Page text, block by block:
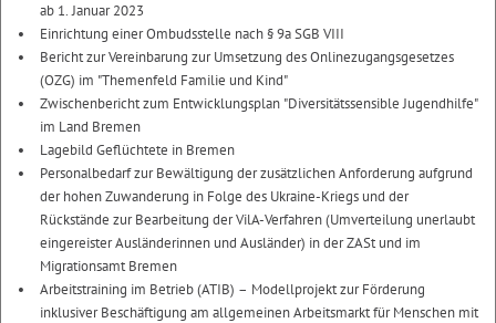
ab 1. Januar 2023
Einrichtung einer Ombudsstelle nach § 9a SGB VIII
Bericht zur Vereinbarung zur Umsetzung des Onlinezugangsgesetzes
(OZG) im "Themenfeld Familie und Kind"
Zwischenbericht zum Entwicklungsplan "Diversitätssensible Jugendhilfe"
im Land Bremen
Lagebild Geflüchtete in Bremen
Personalbedarf zur Bewältigung der zusätzlichen Anforderung aufgrund
der hohen Zuwanderung in Folge des Ukraine-Kriegs und der
Rückstände zur Bearbeitung der VilA-Verfahren (Umverteilung unerlaubt
eingereister Ausländerinnen und Ausländer) in der ZASt und im
Migrationsamt Bremen
Arbeitstraining im Betrieb (ATIB) – Modellprojekt zur Förderung
inklusiver Beschäftigung am allgemeinen Arbeitsmarkt für Menschen mit